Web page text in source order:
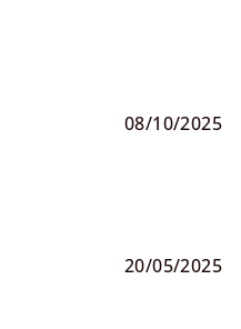
08/10/2025
20/05/2025